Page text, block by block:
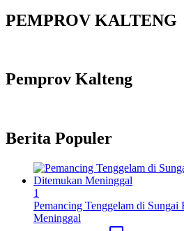
PEMPROV KALTENG
Pemprov Kalteng
Berita Populer
1
Pemancing Tenggelam di
Meninggal